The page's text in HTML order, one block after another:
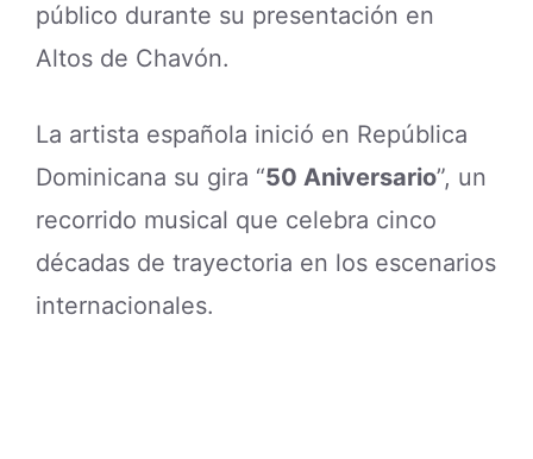
público durante su presentación en
Altos de Chavón.
La artista española inició en República
Dominicana su gira “50 Aniversario”, un
recorrido musical que celebra cinco
décadas de trayectoria en los escenarios
internacionales.